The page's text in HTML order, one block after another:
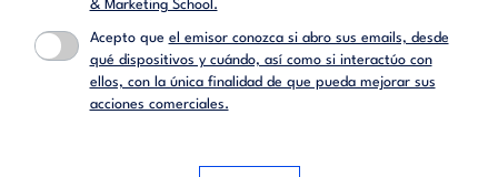
& Marketing School.
Acepto que el emisor conozca si abro sus emails, desde
qué dispositivos y cuándo, así como si interactúo con
ellos, con la única finalidad de que pueda mejorar sus
acciones comerciales.